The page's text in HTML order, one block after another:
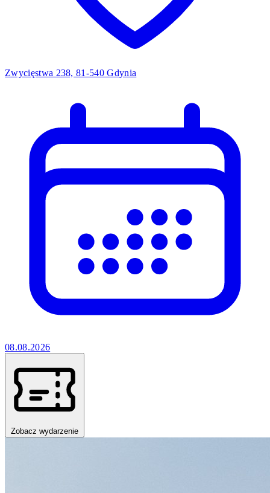
Zwycięstwa 238, 81-540 Gdynia
08.08.2026
Zobacz wydarzenie